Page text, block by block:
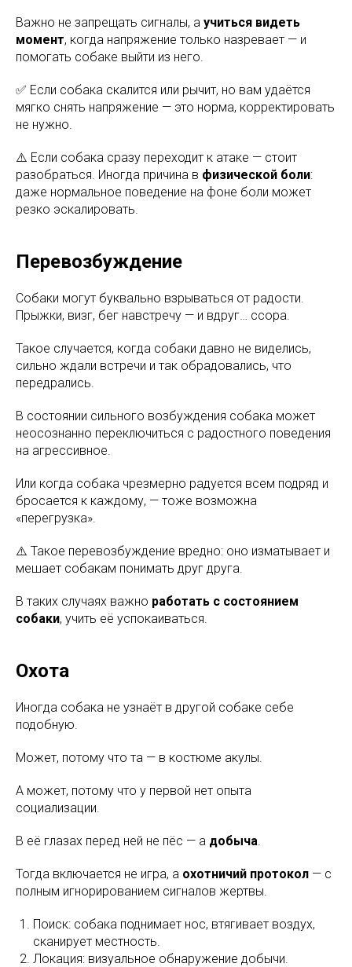
Важно не запрещать сигналы, а учиться видеть
момент, когда напряжение только назревает — и
помогать собаке выйти из него.
✅ Если собака скалится или рычит, но вам удаётся
мягко снять напряжение — это норма, корректировать
не нужно.
⚠️ Если собака сразу переходит к атаке — стоит
разобраться. Иногда причина в физической боли:
даже нормальное поведение на фоне боли может
резко эскалировать.
Перевозбуждение
Собаки могут буквально взрываться от радости.
Прыжки, визг, бег навстречу — и вдруг… ссора.
Такое случается, когда собаки давно не виделись,
сильно ждали встречи и так обрадовались, что
передрались.
В состоянии сильного возбуждения собака может
неосознанно переключиться с радостного поведения
на агрессивное.
Или когда собака чрезмерно радуется всем подряд и
бросается к каждому, — тоже возможна
«перегрузка».
⚠️ Такое перевозбуждение вредно: оно изматывает и
мешает собакам понимать друг друга.
В таких случаях важно работать с состоянием
собаки, учить её успокаиваться.
Охота
Иногда собака не узнаёт в другой собаке себе
подобную.
Может, потому что та — в костюме акулы.
А может, потому что у первой нет опыта
социализации.
В её глазах перед ней не пёс — а добыча.
Тогда включается не игра, а охотничий протокол — с
полным игнорированием сигналов жертвы.
Поиск: собака поднимает нос, втягивает воздух,
сканирует местность.
Локация: визуальное обнаружение добычи.